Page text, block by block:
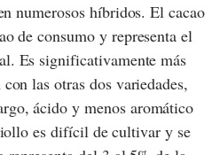
numerosos híbridos. El cacao
de consumo y representa el
Es significativamente más
las otras dos variedades,
ácido y menos aromático
es difícil de cultivar y se